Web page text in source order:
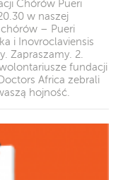
Chórów Pueri
w naszej
– Pueri
i Inovroclaviensis
Zapraszamy. 2.
fundacji
Africa zebrali
hojność.